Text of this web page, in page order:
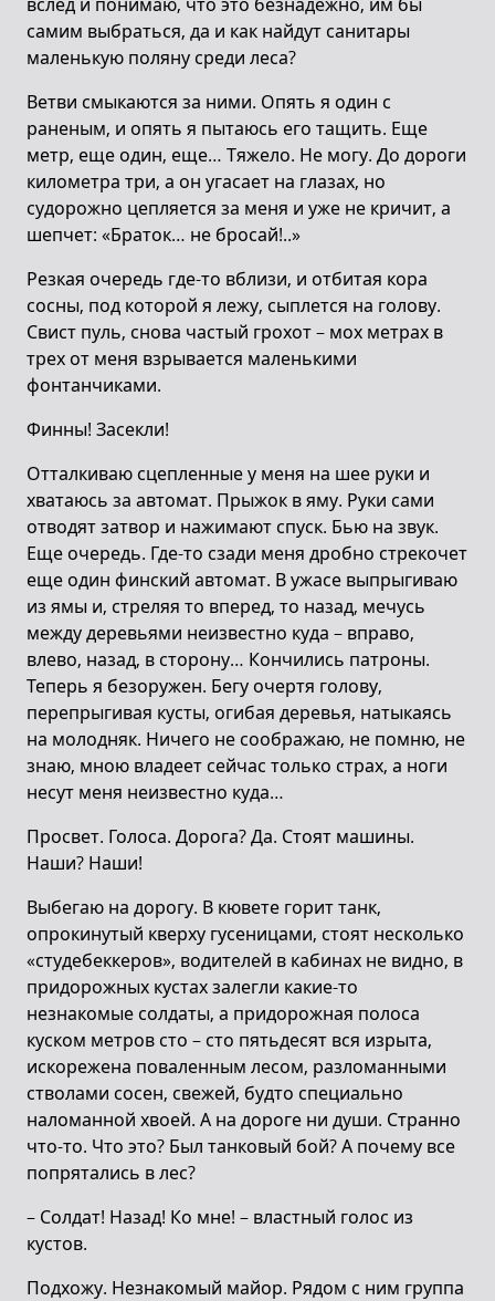
самим выбраться, да и как найдут санитары
маленькую поляну среди леса?
Ветви смыкаются за ними. Опять я один с
раненым, и опять я пытаюсь его тащить. Еще
метр, еще один, еще… Тяжело. Не могу. До дороги
километра три, а он угасает на глазах, но
судорожно цепляется за меня и уже не кричит, а
шепчет: «Браток… не бросай!..»
Резкая очередь где-то вблизи, и отбитая кора
сосны, под которой я лежу, сыплется на голову.
Свист пуль, снова частый грохот – мох метрах в
трех от меня взрывается маленькими
фонтанчиками.
Финны! Засекли!
Отталкиваю сцепленные у меня на шее руки и
хватаюсь за автомат. Прыжок в яму. Руки сами
отводят затвор и нажимают спуск. Бью на звук.
Еще очередь. Где-то сзади меня дробно стрекочет
еще один финский автомат. В ужасе выпрыгиваю
из ямы и, стреляя то вперед, то назад, мечусь
между деревьями неизвестно куда – вправо,
влево, назад, в сторону… Кончились патроны.
Теперь я безоружен. Бегу очертя голову,
перепрыгивая кусты, огибая деревья, натыкаясь
на молодняк. Ничего не соображаю, не помню, не
знаю, мною владеет сейчас только страх, а ноги
несут меня неизвестно куда…
Просвет. Голоса. Дорога? Да. Стоят машины.
Наши? Наши!
Выбегаю на дорогу. В кювете горит танк,
опрокинутый кверху гусеницами, стоят несколько
«студебеккеров», водителей в кабинах не видно, в
придорожных кустах залегли какие-то
незнакомые солдаты, а придорожная полоса
куском метров сто – сто пятьдесят вся изрыта,
искорежена поваленным лесом, разломанными
стволами сосен, свежей, будто специально
наломанной хвоей. А на дороге ни души. Странно
что-то. Что это? Был танковый бой? А почему все
попрятались в лес?
– Солдат! Назад! Ко мне! – властный голос из
кустов.
Подхожу. Незнакомый майор. Рядом с ним группа